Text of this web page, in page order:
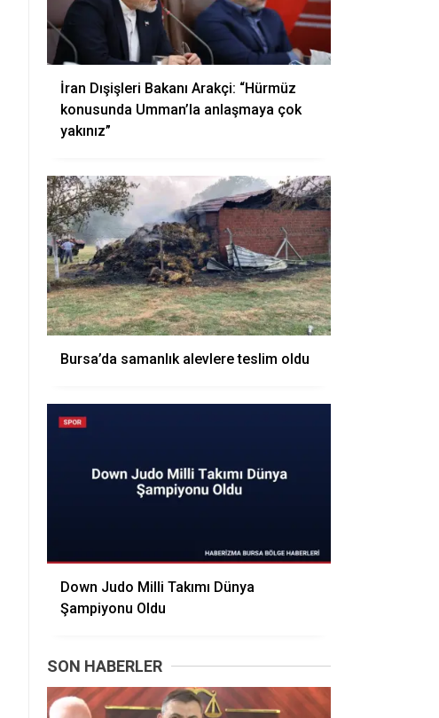
İran Dışişleri Bakanı Arakçi: “Hürmüz
konusunda Umman’la anlaşmaya çok
yakınız”
Bursa’da samanlık alevlere teslim oldu
Down Judo Milli Takımı Dünya
Şampiyonu Oldu
SON HABERLER